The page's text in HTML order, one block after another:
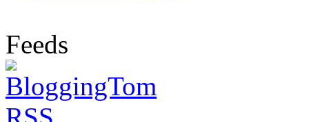
Feeds